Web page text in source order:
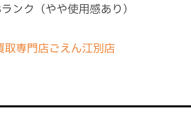
ンク（やや使用感あり）
取専門店ごえん江別店